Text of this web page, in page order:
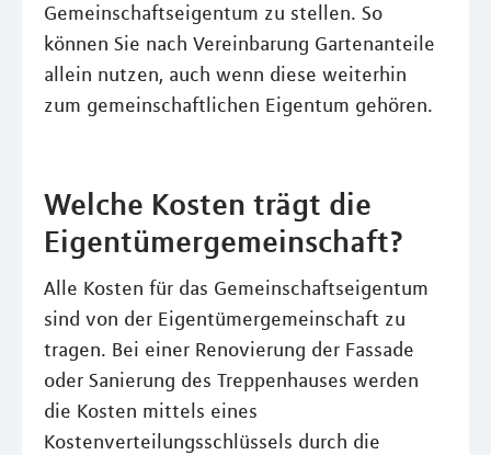
Gemeinschaftseigentum zu stellen. So
können Sie nach Vereinbarung Gartenanteile
allein nutzen, auch wenn diese weiterhin
zum gemeinschaftlichen Eigentum gehören.
Welche Kosten trägt die
Eigentümergemeinschaft?
Alle Kosten für das Gemeinschaftseigentum
sind von der Eigentümergemeinschaft zu
tragen. Bei einer Renovierung der Fassade
oder Sanierung des Treppenhauses werden
die Kosten mittels eines
Kostenverteilungsschlüssels durch die